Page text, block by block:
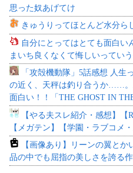
思った奴あげてけ
きゅうりってほとんど水分ら
自分にとってはとても面白い
まいち良くなくて悔しいってい
「攻殻機動隊」5話感想 人生
の近く、天秤は釣り合うか……
面白い！！「THE GHOST IN
【やる夫スレ紹介・感想】
【メガテン】【学園・ラブコメ・
【画像あり】リーンの翼と
品の中でも屈指の美しさを誇る